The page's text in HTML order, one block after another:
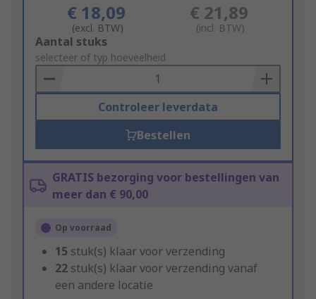
€ 18,09
(excl. BTW)
€ 21,89
(incl. BTW)
Add
to
Basket
Aantal stuks
selecteer of typ hoeveelheid
Controleer leverdata
Bestellen
GRATIS bezorging voor bestellingen van
meer dan € 90,00
Op voorraad
15 stuk(s) klaar voor verzending
22 stuk(s) klaar voor verzending vanaf
een andere locatie